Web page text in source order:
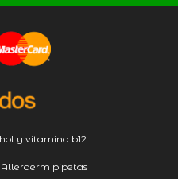
y vitamina b12
Allerderm pipetas